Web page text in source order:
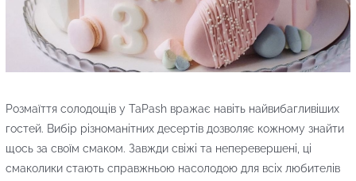
Розмаїття солодощів у TaPash вражає навіть найвибагливіших
гостей. Вибір різноманітних десертів дозволяє кожному знайти
щось за своїм смаком. Завжди свіжі та неперевершені, ці
смаколики стають справжньою насолодою для всіх любителів